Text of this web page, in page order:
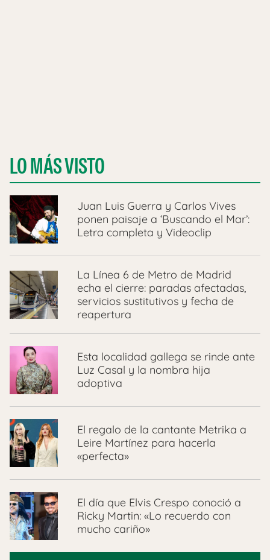
LO MÁS VISTO
Juan Luis Guerra y Carlos Vives
ponen paisaje a ‘Buscando el Mar’:
Letra completa y Videoclip
La Línea 6 de Metro de Madrid
echa el cierre: paradas afectadas,
servicios sustitutivos y fecha de
reapertura
Esta localidad gallega se rinde ante
Luz Casal y la nombra hija
adoptiva
El regalo de la cantante Metrika a
Leire Martínez para hacerla
«perfecta»
El día que Elvis Crespo conoció a
Ricky Martin: «Lo recuerdo con
mucho cariño»